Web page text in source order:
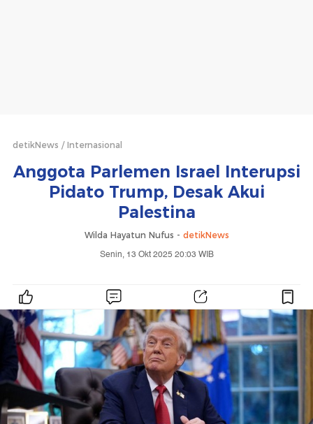
detikNews Internasional
Anggota Parlemen Israel Interupsi
Pidato Trump, Desak Akui
Palestina
Wilda Hayatun Nufus - detikNews
Senin, 13 Okt 2025 20:03 WIB